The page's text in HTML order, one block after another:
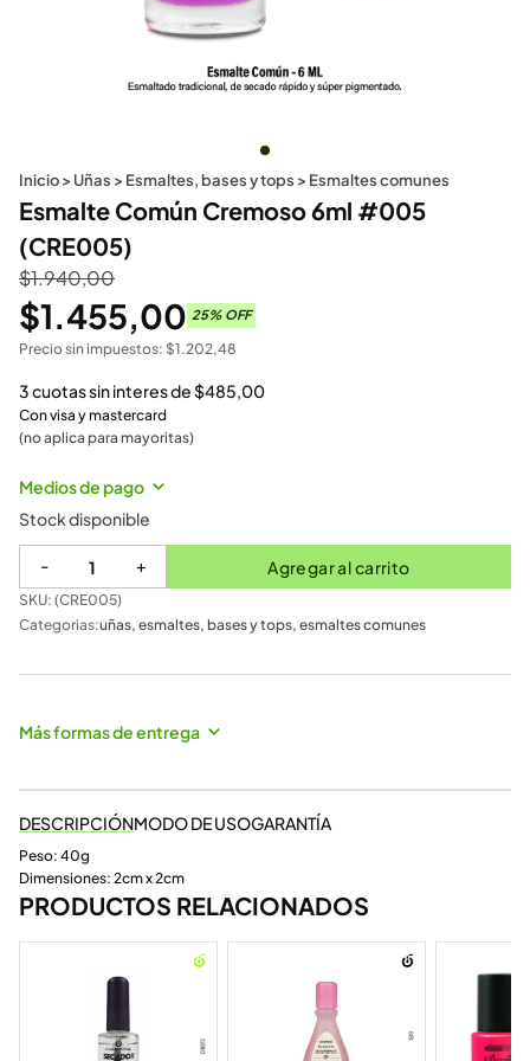
Inicio> Uñas > Esmaltes, bases y tops > Esmaltes comunes
Esmalte Común Cremoso 6ml #005
(CRE005)
$1.940,00
$1.455,00 25% OFF
Precio sin impuestos: $1.202,48
3 cuotas sin interes de$485,00
Con visa y mastercard
(no aplica para mayoritas)
Medios de pago
Stock disponible
- + Agregar al carrito
SKU: (CRE005)
Categorias:uñas, esmaltes, bases y tops, esmaltes comunes
Más formas de entrega
DESCRIPCIÓNMODO DE USOGARANTÍA
Peso: 40g
Dimensiones: 2cm x 2cm
PRODUCTOS RELACIONADOS